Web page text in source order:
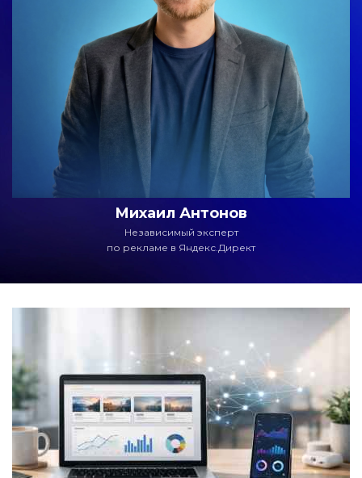
Михаил Антонов
Независимый эксперт
по рекламе в Яндекс.Директ